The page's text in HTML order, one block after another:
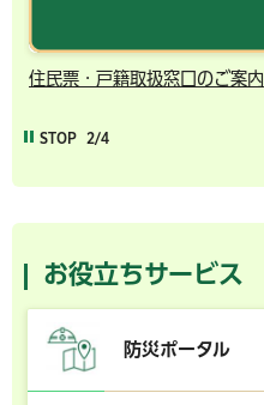
千葉市の電子行政サービス
STOP 3/4
お役立ちサービス
防災ポータル